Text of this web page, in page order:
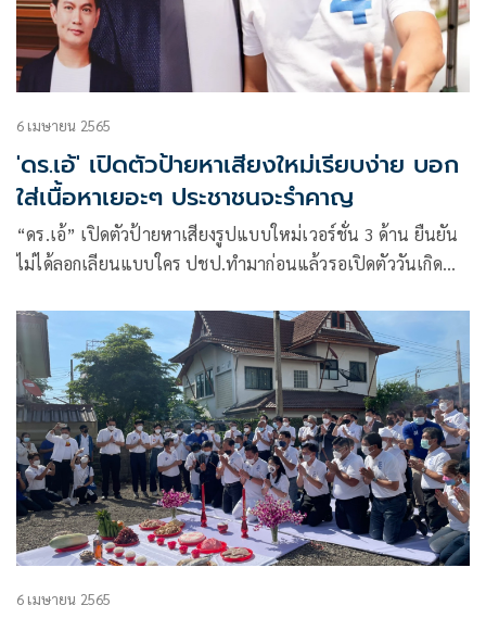
6 เมษายน 2565
'ดร.เอ้' เปิดตัวป้ายหาเสียงใหม่เรียบง่าย บอก
ใส่เนื้อหาเยอะๆ ประชาชนจะรำคาญ
“ดร.เอ้” เปิดตัวป้ายหาเสียงรูปแบบใหม่เวอร์ชั่น 3 ด้าน ยืนยัน
ไม่ได้ลอกเลียนแบบใคร ปชป.ทำมาก่อนแล้วรอเปิดตัววันเกิด
6 เมษายน 2565